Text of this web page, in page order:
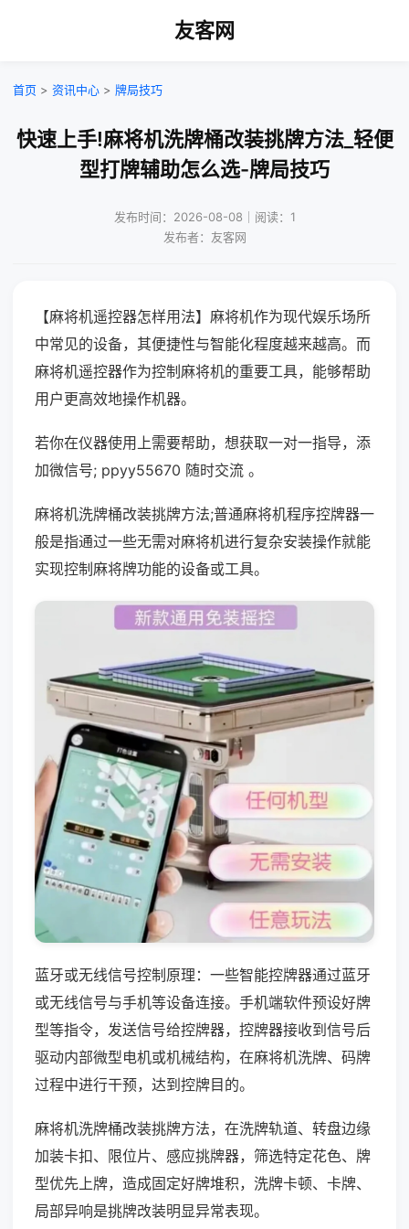
友客网
首页 > 资讯中心 > 牌局技巧
快速上手!麻将机洗牌桶改装挑牌方法_轻便
型打牌辅助怎么选-牌局技巧
发布时间：2026-08-08｜阅读：1
发布者：友客网
【麻将机遥控器怎样用法】麻将机作为现代娱乐场所
中常见的设备，其便捷性与智能化程度越来越高。而
麻将机遥控器作为控制麻将机的重要工具，能够帮助
用户更高效地操作机器。
若你在仪器使用上需要帮助，想获取一对一指导，添
加微信号; ppyy55670 随时交流 。
麻将机洗牌桶改装挑牌方法;普通麻将机程序控牌器一
般是指通过一些无需对麻将机进行复杂安装操作就能
实现控制麻将牌功能的设备或工具。
蓝牙或无线信号控制原理：一些智能控牌器通过蓝牙
或无线信号与手机等设备连接。手机端软件预设好牌
型等指令，发送信号给控牌器，控牌器接收到信号后
驱动内部微型电机或机械结构，在麻将机洗牌、码牌
过程中进行干预，达到控牌目的。
麻将机洗牌桶改装挑牌方法，在洗牌轨道、转盘边缘
加装卡扣、限位片、感应挑牌器，筛选特定花色、牌
型优先上牌，造成固定好牌堆积，洗牌卡顿、卡牌、
局部异响是挑牌改装明显异常表现。